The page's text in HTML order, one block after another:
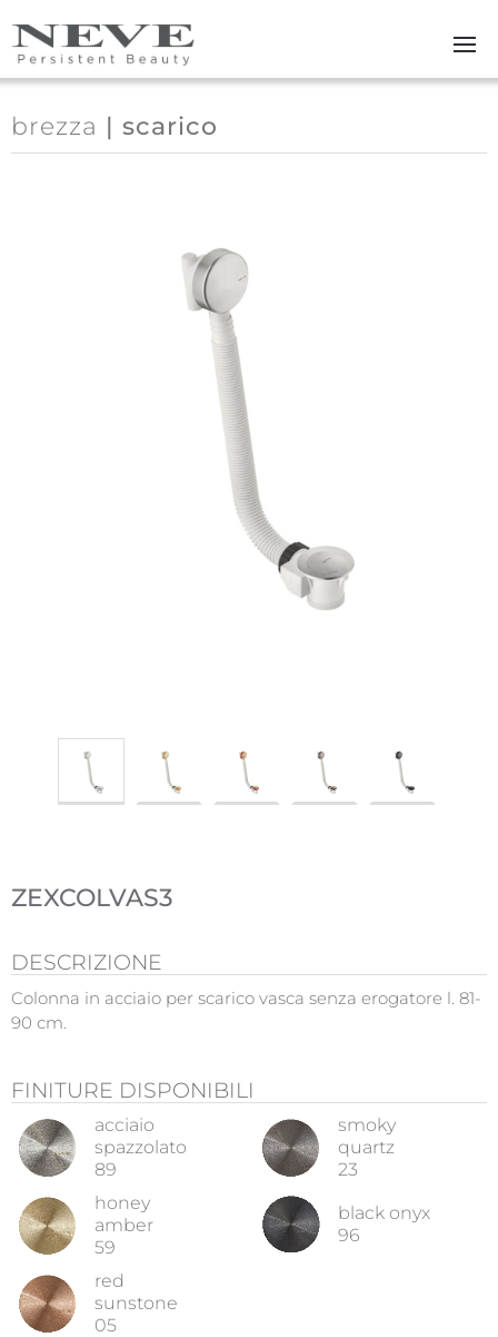
Skip to main content
brezza | scarico
ZEXCOLVAS3
DESCRIZIONE
Colonna in acciaio per scarico vasca senza erogatore l. 81-
90 cm.
FINITURE DISPONIBILI
acciaio
spazzolato
89
smoky
quartz
23
honey
amber
59
black onyx
96
red
sunstone
05